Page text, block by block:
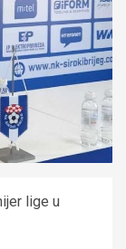
lige u